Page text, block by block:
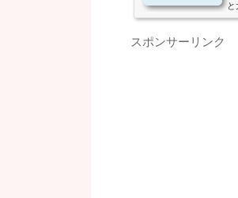
は
スポンサーリンク